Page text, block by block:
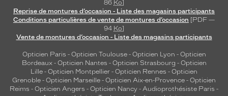
tête).
Dimensions
monture
86 Ko]
Reprise de montures d’occasion - Liste des magasins participants
Conditions particulières de vente de montures d’occasion [PDF —
94 Ko]
Vente de montures d’occasion - Liste des magasins participants
Opticien Paris - Opticien Toulouse- Opticien Lyon - Opticien
Bordeaux- Opticien Nantes - Opticien Strasbourg - Opticien
Lille - Opticien Montpellier - Opticien Rennes - Opticien
Grenoble - Opticien Marseille - Opticien Aix-en-Provence - Opticien
Reims - Opticien Angers - Opticien Nancy - Audioprothésiste Paris -